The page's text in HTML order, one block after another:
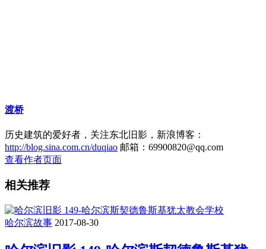
渡桥
历史建筑的爱好者，关注东北旧影，新浪博客：
http://blog.sina.com.cn/duqiao 邮箱：69900820@qq.com
查看作者页面
相关推荐
哈尔滨故事 2017-08-30